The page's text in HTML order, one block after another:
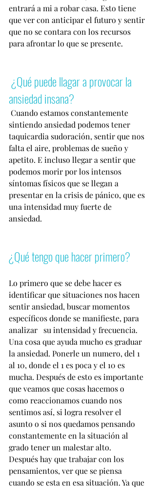
entrará a mi a robar casa. Esto tiene
que ver con anticipar el futuro y sentir
que no se contara con los recursos
para afrontar lo que se presente.
¿Qué puede llagar a provocar la
ansiedad insana?
sintiendo ansiedad podemos tener
taquicardia sudoración, sentir que nos
falta el aire, problemas de sueño y
apetito. E incluso llegar a sentir que
podemos morir por los intensos
síntomas físicos que se llegan a
presentar en la crisis de pánico, que es
una intensidad muy fuerte de
ansiedad.
¿Qué tengo que hacer primero?
Lo primero que se debe hacer es
identificar que situaciones nos hacen
sentir ansiedad, buscar momentos
específicos donde se manifieste, para
analizar   su intensidad y frecuencia.
Una cosa que ayuda mucho es graduar
la ansiedad. Ponerle un numero, del 1
al 10, donde el 1 es poca y el 10 es
mucha. Después de esto es importante
que veamos que cosas hacemos o
como reaccionamos cuando nos
sentimos así, si logra resolver el
asunto o si nos quedamos pensando
constantemente en la situación al
grado tener un malestar alto.
Después hay que trabajar con los
pensamientos, ver que se piensa
cuando se esta en esa situación. Ya que